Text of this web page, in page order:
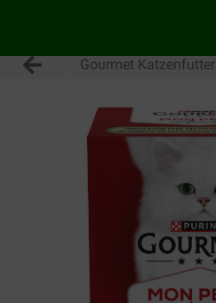
Gourmet Katzenfutter